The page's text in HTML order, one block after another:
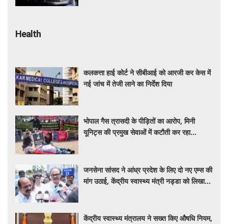
Health
कलकत्ता हाई कोर्ट ने सीबीआई को आरजी कर केस में
नई जांच में तेजी लाने का निर्देश दिया
भोपाल गैस त्रासदी के पीड़ितों का आरोप, मिनी
यूनिट्स की प्रमुख सेवाओं में कटौती कर रहा
जनसेना सांसद ने आंध्र प्रदेश के लिए दो नए एम्स की
मांग उठाई, केंद्रीय स्वास्थ्य मंत्री नड्डा को लिखा
केंद्रीय स्वास्थ्य मंत्रालय ने सख्त किए औषधि नियम,